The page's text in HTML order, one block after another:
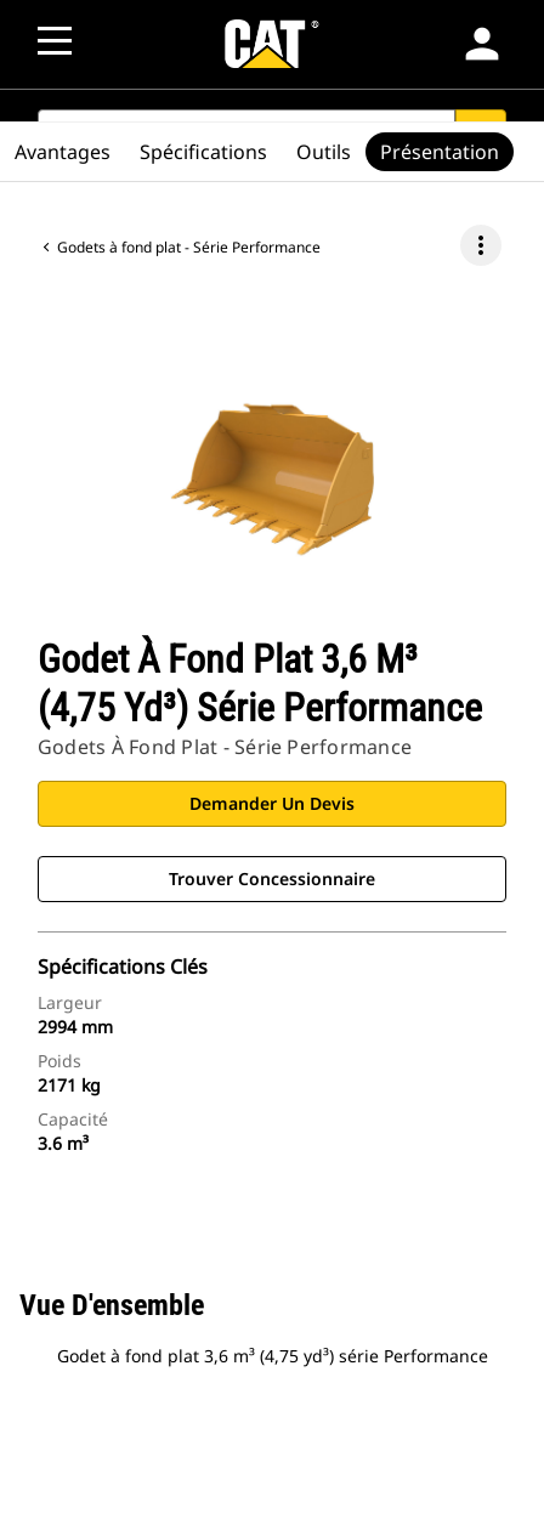
person
SEARCH search
Godets à fond plat - Série Performance more_vert
Godet À Fond Plat 3,6 M³
(4,75 Yd³) Série Performance
Godets À Fond Plat - Série Performance
Demander Un Devis
Trouver Concessionnaire
Spécifications Clés
Largeur
2994 mm
Poids
2171 kg
Capacité
3.6 m³
Avantages Spécifications Outils Présentation
Vue D'ensemble
Godet à fond plat 3,6 m³ (4,75 yd³) série Performance